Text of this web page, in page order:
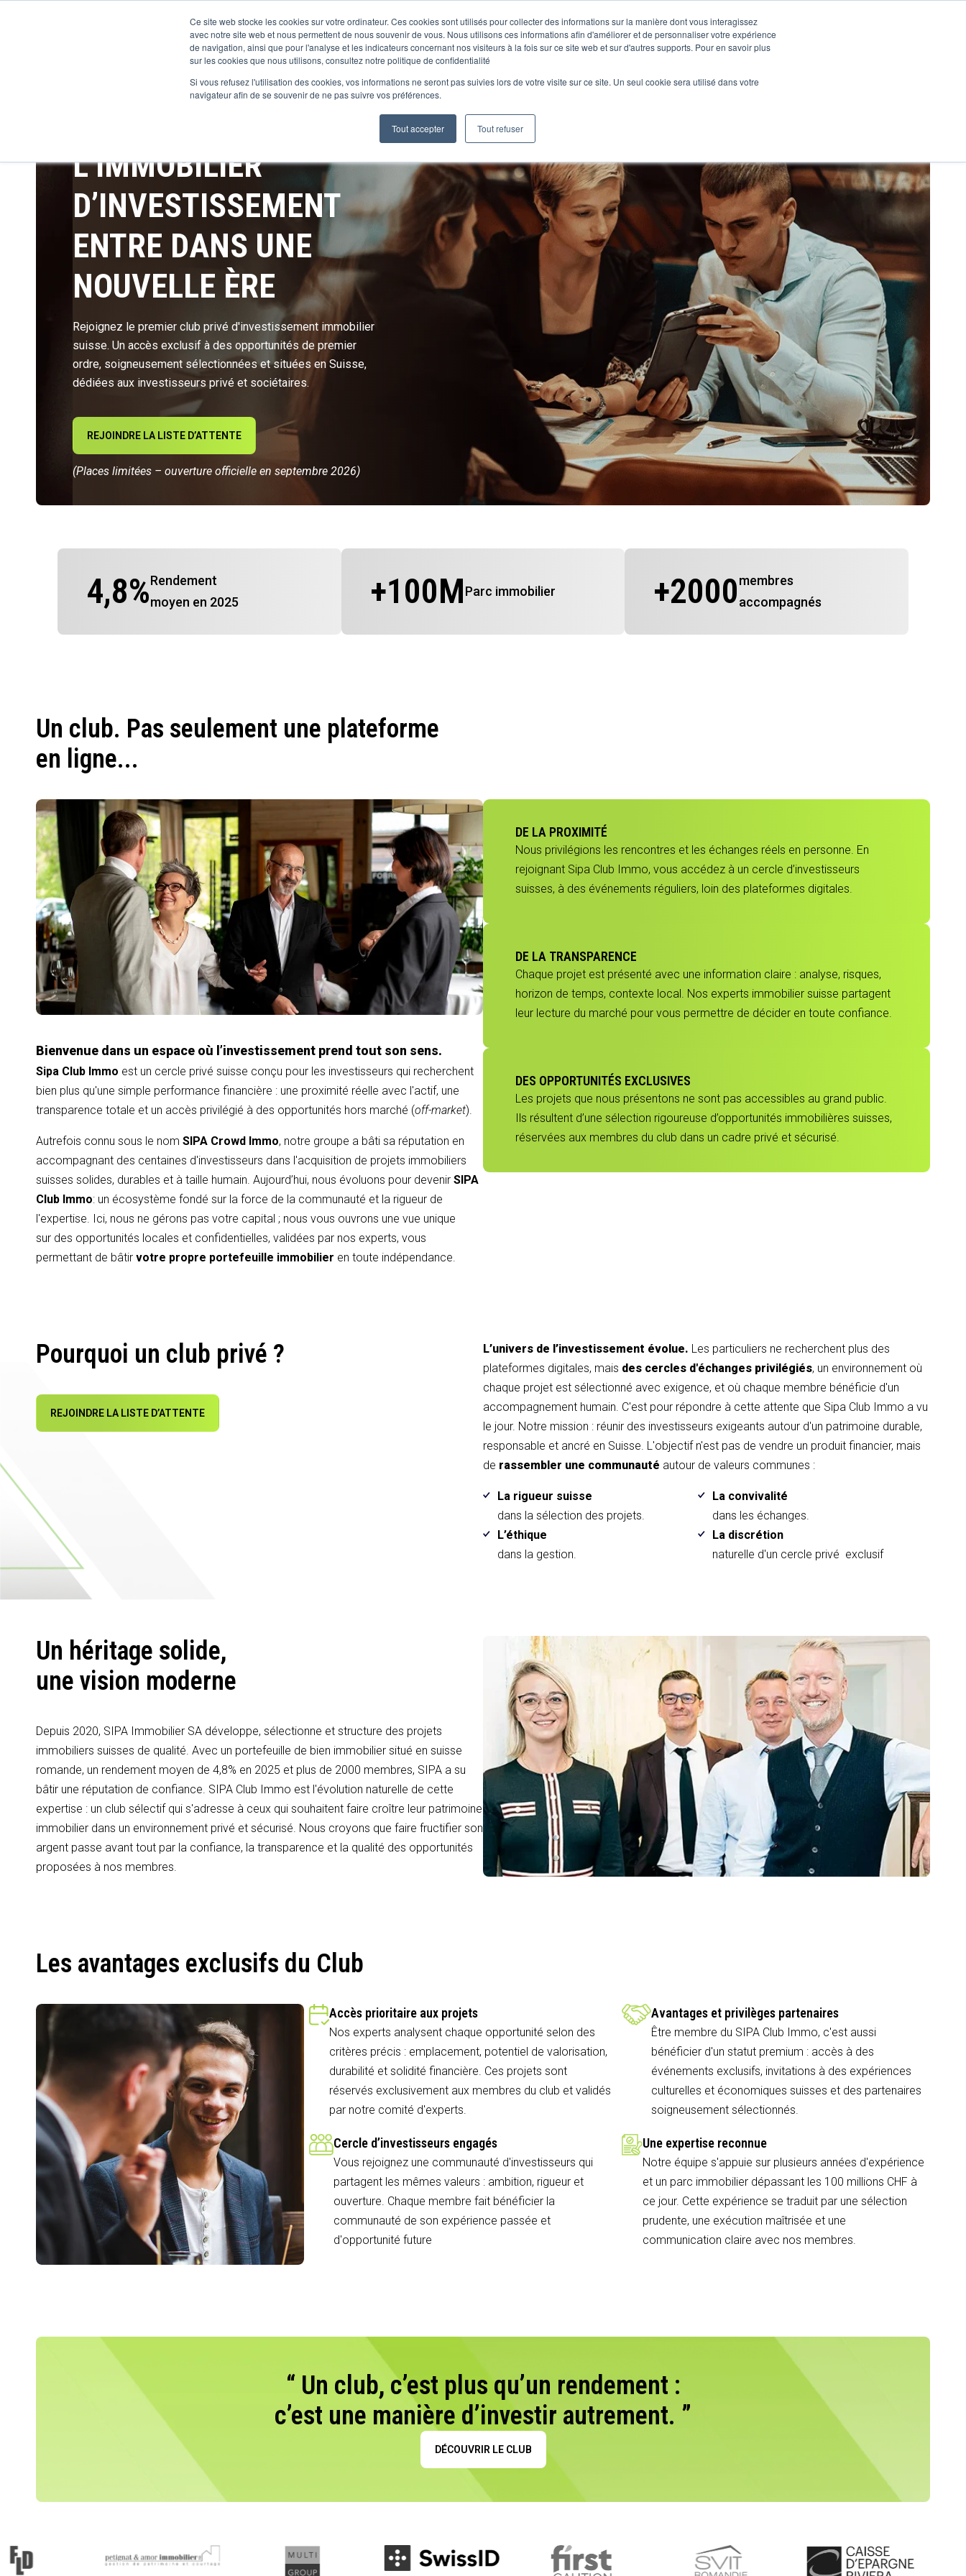
Ce site web stocke les cookies sur votre ordinateur. Ces cookies sont utilisés pour collecter des informations sur la manière dont vous interagissez
avec notre site web et nous permettent de nous souvenir de vous. Nous utilisons ces informations afin d'améliorer et de personnaliser votre expérience
de navigation, ainsi que pour l'analyse et les indicateurs concernant nos visiteurs à la fois sur ce site web et sur d'autres supports. Pour en savoir plus
sur les cookies que nous utilisons, consultez notre politique de confidentialité
Si vous refusez l'utilisation des cookies, vos informations ne seront pas suivies lors de votre visite sur ce site. Un seul cookie sera utilisé dans votre
navigateur afin de se souvenir de ne pas suivre vos préférences.
Tout accepter Tout refuser
Le ClubNos réalisationsActualités
L’IMMOBILIER
D’INVESTISSEMENT
ENTRE DANS UNE
NOUVELLE ÈRE
Rejoignez le premier club privé d'investissement immobilier
suisse. Un accès exclusif à des opportunités de premier
ordre, soigneusement sélectionnées et situées en Suisse,
dédiées aux investisseurs privé et sociétaires.
REJOINDRE LA LISTE D’ATTENTE
(Places limitées – ouverture officielle en septembre 2026)
4,8%Rendement
moyen en 2025
+100MParc immobilier +2000membres
accompagnés
Un club. Pas seulement une plateforme
en ligne...
Bienvenue dans un espace où l’investissement prend tout son sens.
Sipa Club Immo est un cercle privé suisse conçu pour les investisseurs qui recherchent
bien plus qu'une simple performance financière : une proximité réelle avec l'actif, une
transparence totale et un accès privilégié à des opportunités hors marché (off-market).
Autrefois connu sous le nom SIPA Crowd Immo, notre groupe a bâti sa réputation en
accompagnant des centaines d'investisseurs dans l'acquisition de projets immobiliers
suisses solides, durables et à taille humain. Aujourd’hui, nous évoluons pour devenir SIPA
Club Immo: un écosystème fondé sur la force de la communauté et la rigueur de
l'expertise. Ici, nous ne gérons pas votre capital ; nous vous ouvrons une vue unique
sur des opportunités locales et confidentielles, validées par nos experts, vous
permettant de bâtir votre propre portefeuille immobilier en toute indépendance.
DE LA PROXIMITÉ
Nous privilégions les rencontres et les échanges réels en personne. En
rejoignant Sipa Club Immo, vous accédez à un cercle d’investisseurs
suisses, à des événements réguliers, loin des plateformes digitales.
DE LA TRANSPARENCE
Chaque projet est présenté avec une information claire : analyse, risques,
horizon de temps, contexte local. Nos experts immobilier suisse partagent
leur lecture du marché pour vous permettre de décider en toute confiance.
DES OPPORTUNITÉS EXCLUSIVES
Les projets que nous présentons ne sont pas accessibles au grand public.
Ils résultent d’une sélection rigoureuse d’opportunités immobilières suisses,
réservées aux membres du club dans un cadre privé et sécurisé.
Pourquoi un club privé ?
REJOINDRE LA LISTE D’ATTENTE
L’univers de l’investissement évolue. Les particuliers ne recherchent plus des
plateformes digitales, mais des cercles d'échanges privilégiés, un environnement où
chaque projet est sélectionné avec exigence, et où chaque membre bénéficie d'un
accompagnement humain. C'est pour répondre à cette attente que Sipa Club Immo a vu
le jour. Notre mission : réunir des investisseurs exigeants autour d'un patrimoine durable,
responsable et ancré en Suisse. L'objectif n'est pas de vendre un produit financier, mais
de rassembler une communauté autour de valeurs communes :
La rigueur suisse
dans la sélection des projets.
La convivalité
dans les échanges.
L’éthique
dans la gestion.
La discrétion
naturelle d'un cercle privé exclusif
Un héritage solide,
une vision moderne
Depuis 2020, SIPA Immobilier SA développe, sélectionne et structure des projets
immobiliers suisses de qualité. Avec un portefeuille de bien immobilier situé en suisse
romande, un rendement moyen de 4,8% en 2025 et plus de 2000 membres, SIPA a su
bâtir une réputation de confiance. SIPA Club Immo est l'évolution naturelle de cette
expertise : un club sélectif qui s'adresse à ceux qui souhaitent faire croître leur patrimoine
immobilier dans un environnement privé et sécurisé. Nous croyons que faire fructifier son
argent passe avant tout par la confiance, la transparence et la qualité des opportunités
proposées à nos membres.
Les avantages exclusifs du Club
Accès prioritaire aux projets
Nos experts analysent chaque opportunité selon des
critères précis : emplacement, potentiel de valorisation,
durabilité et solidité financière. Ces projets sont
réservés exclusivement aux membres du club et validés
par notre comité d'experts.
Avantages et privilèges partenaires
Être membre du SIPA Club Immo, c'est aussi
bénéficier d'un statut premium : accès à des
événements exclusifs, invitations à des expériences
culturelles et économiques suisses et des partenaires
soigneusement sélectionnés.
Cercle d’investisseurs engagés
Vous rejoignez une communauté d'investisseurs qui
partagent les mêmes valeurs : ambition, rigueur et
ouverture. Chaque membre fait bénéficier la
communauté de son expérience passée et
d'opportunité future
Une expertise reconnue
Notre équipe s'appuie sur plusieurs années d'expérience
et un parc immobilier dépassant les 100 millions CHF à
ce jour. Cette expérience se traduit par une sélection
prudente, une exécution maîtrisée et une
communication claire avec nos membres.
“ Un club, c’est plus qu’un rendement :
c’est une manière d’investir autrement. ”
DÉCOUVRIR LE CLUB